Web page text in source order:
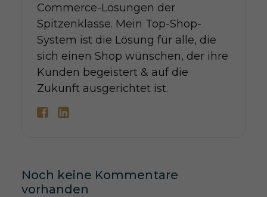
Commerce-Lösungen der
Spitzenklasse. Mein Top-Shop-
System ist die Lösung für alle, die
sich einen Shop wünschen, der ihre
Kunden begeistert & auf die
Zukunft ausgerichtet ist.
Noch keine Kommentare
vorhanden